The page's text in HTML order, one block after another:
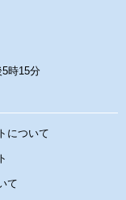
時15分
について
て